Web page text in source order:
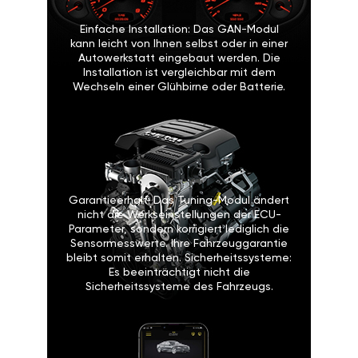
Einfache Installation: Das GAN-Modul
kann leicht von Ihnen selbst oder in einer
Autowerkstatt eingebaut werden. Die
Installation ist vergleichbar mit dem
Wechseln einer Glühbirne oder Batterie.
Garantieerhalt: Das Tuning-Modul ändert
nicht die Werkseinstellungen der ECU-
Parameter, sondern korrigiert lediglich die
Sensormesswerte. Ihre Fahrzeuggarantie
bleibt somit erhalten. Sicherheitssysteme:
Es beeinträchtigt nicht die
Sicherheitssysteme des Fahrzeugs.